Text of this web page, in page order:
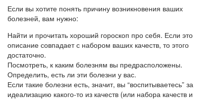
Если вы хотите понять причину возникновения ваших
болезней, вам нужно:
Найти и прочитать хороший гороскоп про себя. Если это
описание совпадает с набором ваших качеств, то этого
достаточно.
Посмотреть, к каким болезням вы предрасположены.
Определить, есть ли эти болезни у вас.
Если такие болезни есть, значит, вы “воспитываетесь” за
идеализацию какого-то из качеств (или набора качеств и